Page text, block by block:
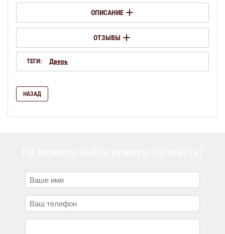
ОПИСАНИЕ
ОТЗЫВЫ
ТЕГИ: Дверь
НАЗАД